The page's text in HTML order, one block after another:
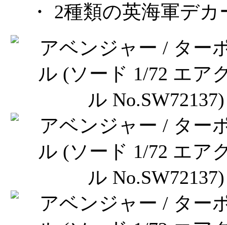
・ 2種類の英海軍デカ